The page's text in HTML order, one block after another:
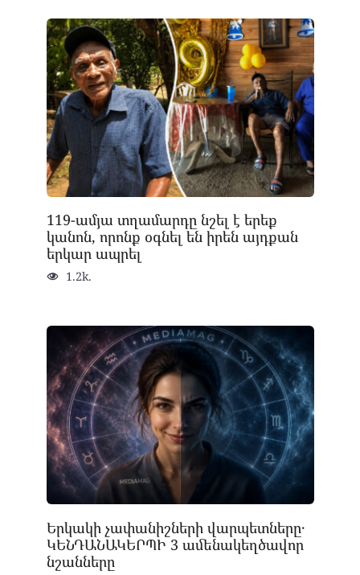
119-ամյա տղամարդը նշել է երեք
կանոն, որոնք օգնել են իրեն այդքան
երկար ապրել
1.2k.
Երկակի չափանիշների վարպետները․
ԿԵՆԴԱՆԱԿԵՐՊԻ 3 ամենակեղծավոր
նշանները